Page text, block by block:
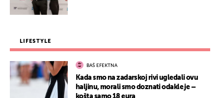
LIFESTYLE
BAŠ EFEKTNA
Kada smo na zadarskoj rivi ugledali ovu
haljinu, morali smo doznati odakle je –
košta samo 18 eura